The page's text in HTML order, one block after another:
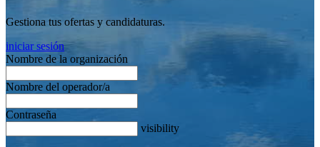
Gestiona tus ofertas y candidaturas.
iniciar sesión
Nombre de la organización
Nombre del operador/a
Contraseña
visibility